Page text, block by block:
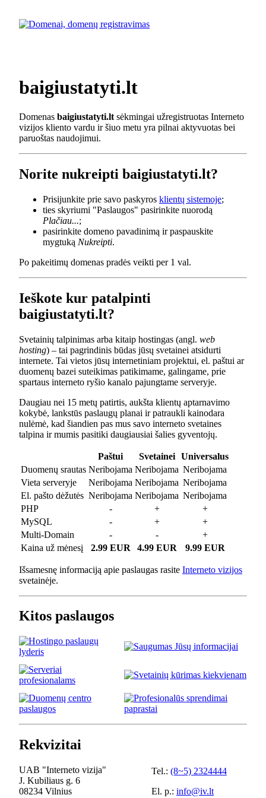
baigiustatyti.lt
Domenas baigiustatyti.lt sėkmingai užregistruotas Interneto
vizijos kliento vardu ir šiuo metu yra pilnai aktyvuotas bei
paruoštas naudojimui.
Norite nukreipti baigiustatyti.lt?
Prisijunkite prie savo paskyros klientų sistemoje;
ties skyriumi "Paslaugos" pasirinkite nuorodą
Plačiau...;
pasirinkite domeno pavadinimą ir paspauskite
mygtuką Nukreipti.
Po pakeitimų domenas pradės veikti per 1 val.
Ieškote kur patalpinti
baigiustatyti.lt?
Svetainių talpinimas arba kitaip hostingas (angl. web
hosting) – tai pagrindinis būdas jūsų svetainei atsidurti
internete. Tai vietos jūsų internetiniam projektui, el. paštui ar
duomenų bazei suteikimas patikimame, galingame, prie
spartaus interneto ryšio kanalo pajungtame serveryje.
Daugiau nei 15 metų patirtis, aukšta klientų aptarnavimo
kokybė, lankstūs paslaugų planai ir patraukli kainodara
nulėmė, kad šiandien pas mus savo interneto svetaines
talpina ir mumis pasitiki daugiausiai šalies gyventojų.
Paštui Svetainei
Universalus
Duomenų srautas Neribojama Neribojama Neribojama
Vieta serveryje
Neribojama Neribojama Neribojama
El. pašto dėžutės Neribojama Neribojama Neribojama
PHP
- +
+
MySQL
- +
+
Multi-Domain
- -
+
Kaina už mėnesį
2.99 EUR 4.99 EUR 9.99 EUR
Išsamesnę informaciją apie paslaugas rasite Interneto vizijos
svetainėje.
Kitos paslaugos
Rekvizitai
UAB "Interneto vizija"
J. Kubiliaus g. 6
08234 Vilnius
Tel.: (8~5) 2324444
El. p.: info@iv.lt